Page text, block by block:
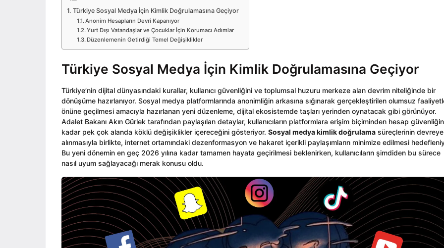
Türkiye Sosyal Medya İçin Kimlik Doğrulamasına Geçiyor
Anonim Hesapların Devri Kapanıyor
Yurt Dışı Vatandaşlar ve Çocuklar İçin Korumacı Adımlar
Düzenlemenin Getirdiği Temel Değişiklikler
Türkiye Sosyal Medya İçin Kimlik Doğrulamasına Geçiyor
Türkiye’nin dijital dünyasındaki kurallar, kullanıcı güvenliğini ve toplumsal huzuru merkeze alan devrim niteliğinde bir
dönüşüme hazırlanıyor. Sosyal medya platformlarında anonimliğin arkasına sığınarak gerçekleştirilen olumsuz
önüne geçilmesi amacıyla hazırlanan yeni düzenleme, dijital ekosistemde taşları yerinden oynatacak gibi görünüyor.
Adalet Bakanı Akın Gürlek tarafından paylaşılan detaylar, kullanıcıların platformlara erişim biçiminden hesap
kadar pek çok alanda köklü değişiklikler içereceğini gösteriyor. Sosyal medya kimlik doğrulama süreçlerinin devreye
alınmasıyla birlikte, internet ortamındaki dezenformasyon ve hakaret içerikli paylaşımların minimize edilmesi
Bu yeni dönemin en geç 2026 yılına kadar tamamen hayata geçirilmesi beklenirken, kullanıcıların şimdiden bu sürece
nasıl uyum sağlayacağı merak konusu oldu.